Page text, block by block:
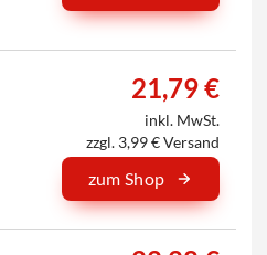
21,79 €
inkl. MwSt.
zzgl. 3,99 € Versand
zum Shop